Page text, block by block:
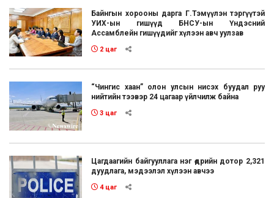
Байнгын хорооны дарга Г.Тэмүүлэн тэргүүтэй
УИХ-ын гишүүд БНСУ-ын Үндэсний
Ассамблейн гишүүдийг хүлээн авч уулзав
2 цаг
“Чингис хаан” олон улсын нисэх буудал руу
нийтийн тээвэр 24 цагаар үйлчилж байна
3 цаг
Цагдаагийн байгууллага нэг өдрийн дотор 2,321
дуудлага, мэдээлэл хүлээн авчээ
4 цаг